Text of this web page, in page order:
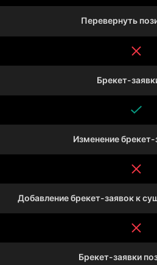
Перевернуть
Брекет-
Изменение брекет-
Добавление брекет-заявок к
Брекет-заявки